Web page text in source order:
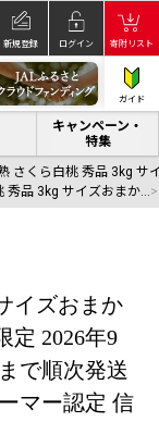
新規登録 ログイン 寄附リスト
ガイド
キャンペーン・
特集
さくら白桃 秀品 3kg サ
秀品 3kg サイズおまか…
イズおまか
定 2026年9
で順次発送
マー認定 信